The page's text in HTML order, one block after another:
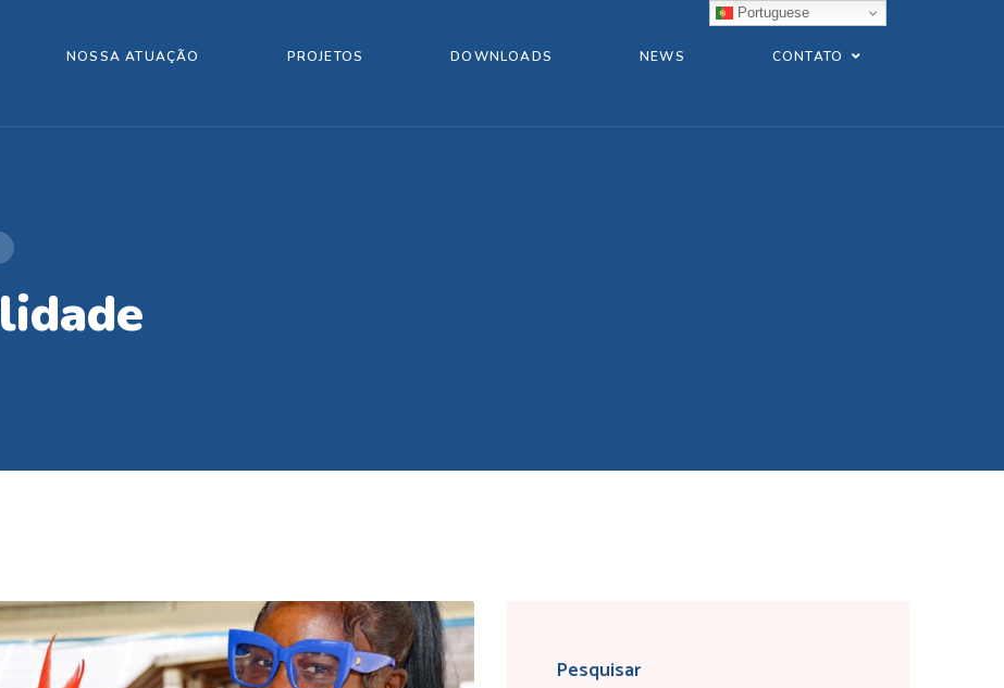
NOSSA ATUAÇÃO PROJETOS DOWNLOADS NEWS CONTATO
Pesquisar
Portuguese